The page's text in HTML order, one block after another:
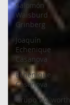
Salomón
Waisburd
Grinberg
Joaquín
Echenique
Casanova
Echenique
Casanova
Grupo Walworth